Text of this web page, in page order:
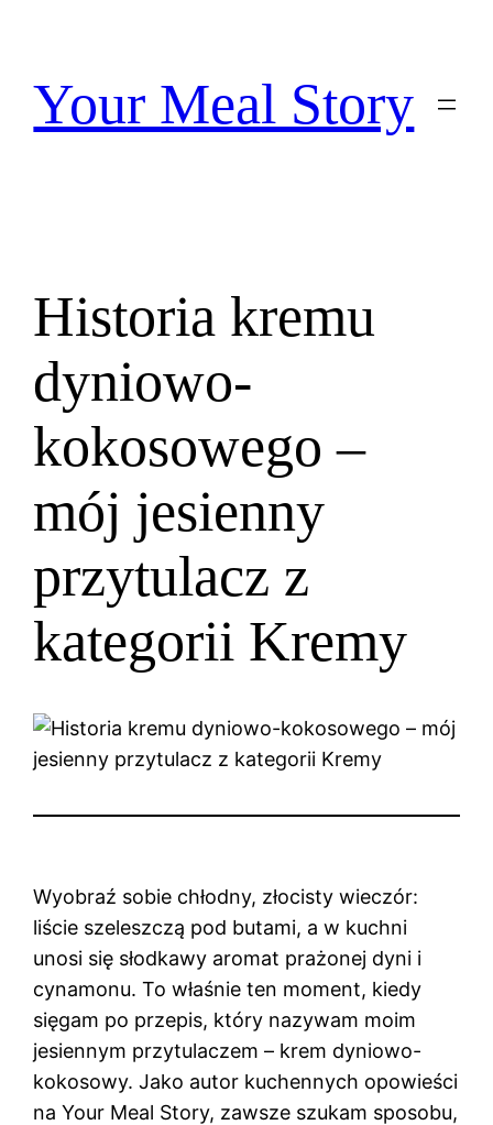
treściYour Meal Story
Historia kremu
dyniowo-
kokosowego –
mój jesienny
przytulacz z
kategorii Kremy
Wyobraź sobie chłodny, złocisty wieczór:
liście szeleszczą pod butami, a w kuchni
unosi się słodkawy aromat prażonej dyni i
cynamonu. To właśnie ten moment, kiedy
sięgam po przepis, który nazywam moim
jesiennym przytulaczem – krem dyniowo-
kokosowy. Jako autor kuchennych opowieści
na Your Meal Story, zawsze szukam sposobu,